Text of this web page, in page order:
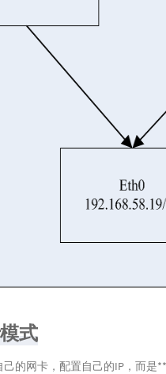
式
的网卡，配置自己的IP，而是**